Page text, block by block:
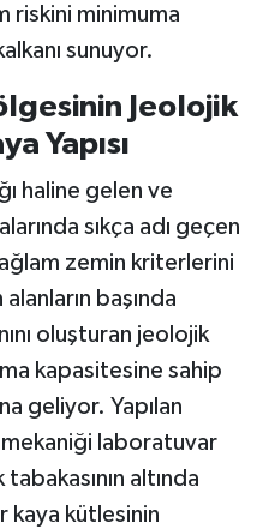
riskini minimuma
sunuyor.
Jeolojik
Yapısı
haline gelen ve
sıkça adı geçen
zemin kriterlerini
başında
oluşturan jeolojik
kapasitesine sahip
geliyor. Yapılan
laboratuvar
altında
kaya kütlesinin